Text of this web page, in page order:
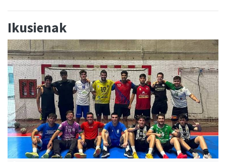
Ikusienak